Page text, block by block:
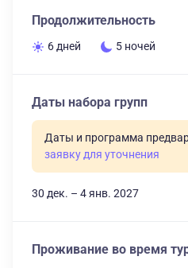
Продолжительность
6 дней 5 ночей
Даты набора групп
Даты и программа
заявку для уточнения
30 дек. – 4 янв. 2027
Проживание во время